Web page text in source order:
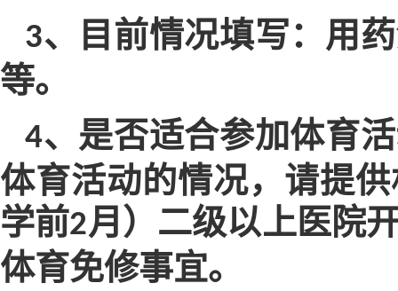
3、目前情况填写：用
等。
4、是否适合参加体育
体育活动的情况，请提
学前2月）二级以上医院
体育免修事宜。